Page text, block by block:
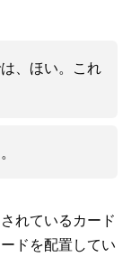
、ほい。これ
れているカード
ドを配置してい